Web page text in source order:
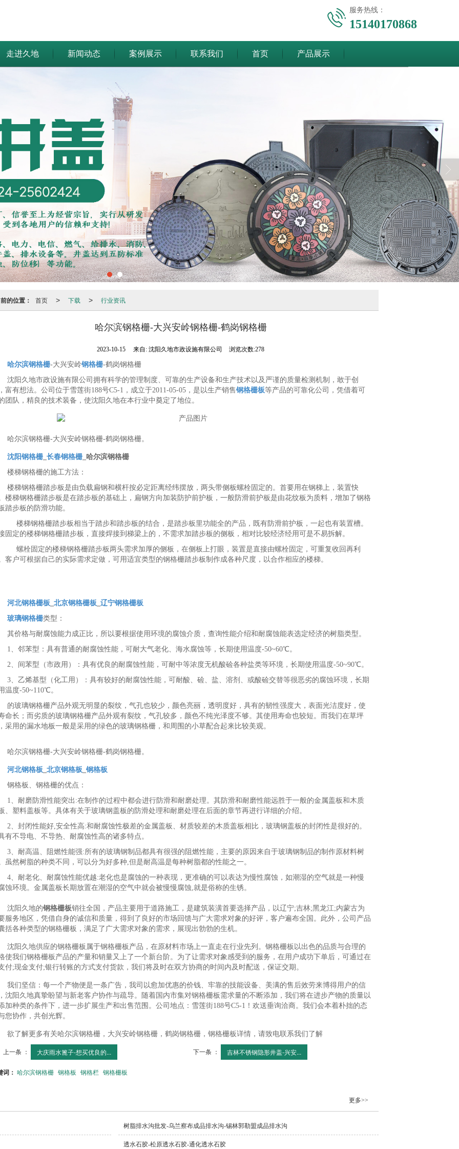
服务热线：
15140170868
走进久地 新闻动态 案例展示 联系我们 首页 产品展示
的位置： 首页 > 下载 > 行业资讯
哈尔滨钢格栅-大兴安岭钢格栅-鹤岗钢格栅
2023-10-15 来自:沈阳久地市政设施有限公司 浏览次数:278
哈尔滨钢格栅-大兴安岭钢格栅-鹤岗钢格栅
沈阳久地市政设施有限公司拥有科学的管理制度、可靠的生产设备和生产技术以及严谨的质量检测机制，敢于创
富有想法。公司位于雪莲街188号C5-1，成立于2011-05-05，是以生产销售钢格栅板等产品的可靠化公司，凭借着可
团队，精良的技术装备，使沈阳久地在本行业中奠定了地位。
哈尔滨钢格栅-大兴安岭钢格栅-鹤岗钢格栅。
沈阳钢格栅_ 长春钢格栅_哈尔滨钢格栅
楼梯钢格栅的施工方法：
楼梯钢格栅踏步板是由负载扁钢和横杆按必定距离经纬摆放，两头带侧板螺栓固定的。首要用在钢梯上，装置快
楼梯钢格栅踏步板是在踏步板的基础上，扁钢方向加装防护前护板，一般防滑前护板是由花纹板为质料，增加了钢格
踏步板的防滑功能。
楼梯钢格栅踏步板相当于踏步和踏步板的结合，是踏步板里功能全的产品，既有防滑前护板，一起也有装置槽。
固定的楼梯钢格栅踏步板，直接焊接到梯梁上的，不需求加踏步板的侧板，相对比较经济经用可是不易拆解。
螺栓固定的楼梯钢格栅踏步板两头需求加厚的侧板，在侧板上打眼，装置是直接由螺栓固定，可重复收回再利
客户可根据自己的实际需求定做，可用适宜类型的钢格栅踏步板制作成各种尺度，以合作相应的楼梯。
河北钢格栅板 北京钢格栅板 辽宁钢格栅板
玻璃钢格栅类型：
其价格与耐腐蚀能力成正比，所以要根据使用环境的腐蚀介质，查询性能介绍和耐腐蚀能表选定经济的树脂类型。
1、邻苯型：具有普通的耐腐蚀性能，可耐大气老化、海水腐蚀等，长期使用温度-50~60℃。
2、间苯型（市政用）：具有优良的耐腐蚀性能，可耐中等浓度无机酸硷各种盐类等环境，长期使用温度-50~90℃。
3、乙烯基型（化工用）：具有较好的耐腐蚀性能，可耐酸、硷、盐、溶剂、或酸硷交替等很恶劣的腐蚀环境，长期
温度-50~110℃。
的玻璃钢格栅产品外观无明显的裂纹，气孔也较少，颜色亮丽，透明度好，具有的韧性强度大，表面光洁度好，使
命长；而劣质的玻璃钢格栅产品外观有裂纹，气孔较多，颜色不纯光泽度不够。其使用寿命也较短。而我们在草坪
采用的漏水地板一般是采用的绿色的玻璃钢格栅，和周围的小草配合起来比较美观。
哈尔滨钢格栅-大兴安岭钢格栅-鹤岗钢格栅。
河北钢格板 北京钢格板 钢格板
钢格板、钢格栅的优点：
1、耐磨防滑性能突出:在制作的过程中都会进行防滑和耐磨处理。其防滑和耐磨性能远胜于一般的金属盖板和木质
、塑料盖板等。具体有关于玻璃钢盖板的防滑处理和耐磨处理在后面的章节再进行详细的介绍。
2、封闭性能好,安全性高:和耐腐蚀性极差的金属盖板、材质较差的木质盖板相比，玻璃钢盖板的封闭性是很好的。
有不导电、不导热、耐腐蚀性高的诸多特点。
3、耐高温、阻燃性能强:所有的玻璃钢制品都具有很强的阻燃性能，主要的原因来自于玻璃钢制品的制作原材料树
虽然树脂的种类不同，可以分为好多种,但是耐高温是每种树脂都的性能之一。
4、耐老化、耐腐蚀性能优越:老化也是腐蚀的一种表现，更准确的可以表达为慢性腐蚀，如潮湿的空气就是一种慢
蚀环境。金属盖板长期放置在潮湿的空气中就会被慢慢腐蚀,就是俗称的生锈。
沈阳久地的钢格栅板销往全国，产品主要用于道路施工，是建筑装潢首要选择产品，以辽宁;吉林;黑龙江;内蒙古为
服务地区，凭借自身的诚信和质量，得到了良好的市场回馈与广大需求对象的好评，客户遍布全国。此外，公司产品
括各种类型的钢格栅板，满足了广大需求对象的需求，展现出勃勃的生机。
沈阳久地供应的钢格栅板属于钢格栅板产品，在原材料市场上一直走在行业先列。钢格栅板以出色的品质与合理的
使我们钢格栅板产品的产量和销量又上了一个新台阶。为了让需求对象感受到的服务，在用户成功下单后，可通过在
付;现金支付;银行转账的方式支付货款，我们将及时在双方协商的时间内及时配送，保证交期。
我们坚信：每一个产物便是一条广告，我司以愈加优惠的价钱、牢靠的技能设备、美满的售后效劳来博得用户的信
沈阳久地真挚盼望与新老客户协作与疏导。随着国内市集对钢格栅板需求量的不断添加，我们将在进步产物的质量以
加种类的条件下，进一步扩展生产和出售范围。公司地点：雪莲街188号C5-1！欢送垂询洽商。我们会本着朴拙的态
您协作，共创光辉。
欲了解更多有关哈尔滨钢格栅，大兴安岭钢格栅，鹤岗钢格栅，钢格栅板详情，请致电联系我们了解
上一条 ： 大庆雨水篦子-想买优良的... 下一条 ： 吉林不锈钢隐形井盖-兴安...
词： 哈尔滨钢格栅 钢格板 钢格栏 钢格栅板
更多>>
树脂排水沟批发-乌兰察布成品排水沟-锡林郭勒盟成品排水沟
透水石胶-松原透水石胶-通化透水石胶